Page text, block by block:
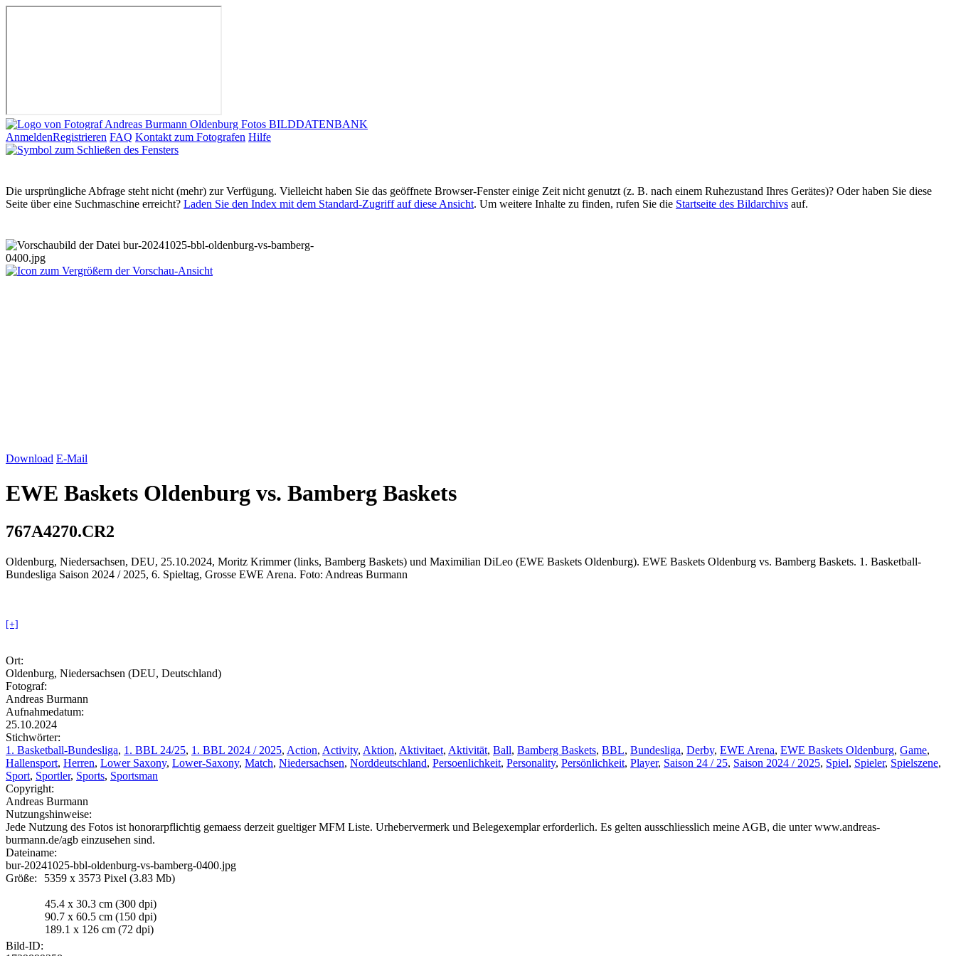
AnmeldenRegistrieren FAQ Kontakt zum Fotografen Hilfe
Die ursprüngliche Abfrage steht nicht (mehr) zur Verfügung. Vielleicht haben Sie das geöffnete Browser-Fenster einige Zeit nicht genutzt (z. B. nach einem Ruhezustand Ihres Gerätes)? Oder haben Sie diese
Seite über eine Suchmaschine erreicht? Laden Sie den Index mit dem Standard-Zugriff auf diese Ansicht. Um weitere Inhalte zu finden, rufen Sie die Startseite des Bildarchivs auf.
Download E-Mail
EWE Baskets Oldenburg vs. Bamberg Baskets
767A4270.CR2
Oldenburg, Niedersachsen, DEU, 25.10.2024, Moritz Krimmer (links, Bamberg Baskets) und Maximilian DiLeo (EWE Baskets Oldenburg). EWE Baskets Oldenburg vs. Bamberg Baskets. 1. Basketball-
Bundesliga Saison 2024 / 2025, 6. Spieltag, Grosse EWE Arena. Foto: Andreas Burmann
[+]
Ort:
Oldenburg, Niedersachsen (DEU, Deutschland)
Fotograf:
Andreas Burmann
Aufnahmedatum:
25.10.2024
Stichwörter:
1. Basketball-Bundesliga, 1. BBL 24/25, 1. BBL 2024 / 2025, Action, Activity, Aktion, Aktivitaet, Aktivität, Ball, Bamberg Baskets, BBL, Bundesliga, Derby, EWE Arena, EWE Baskets Oldenburg, Game,
Hallensport, Herren, Lower Saxony, Lower-Saxony, Match, Niedersachsen, Norddeutschland, Persoenlichkeit, Personality, Persönlichkeit, Player, Saison 24 / 25, Saison 2024 / 2025, Spiel, Spieler, Spielszene,
Sport, Sportler, Sports, Sportsman
Copyright:
Andreas Burmann
Nutzungshinweise:
Jede Nutzung des Fotos ist honorarpflichtig gemaess derzeit gueltiger MFM Liste. Urhebervermerk und Belegexemplar erforderlich. Es gelten ausschliesslich meine AGB, die unter www.andreas-
burmann.de/agb einzusehen sind.
Dateiname:
bur-20241025-bbl-oldenburg-vs-bamberg-0400.jpg
Größe:
5359 x 3573 Pixel (3.83 Mb)
45.4 x 30.3 cm (300 dpi)
90.7 x 60.5 cm (150 dpi)
189.1 x 126 cm (72 dpi)
Bild-ID: